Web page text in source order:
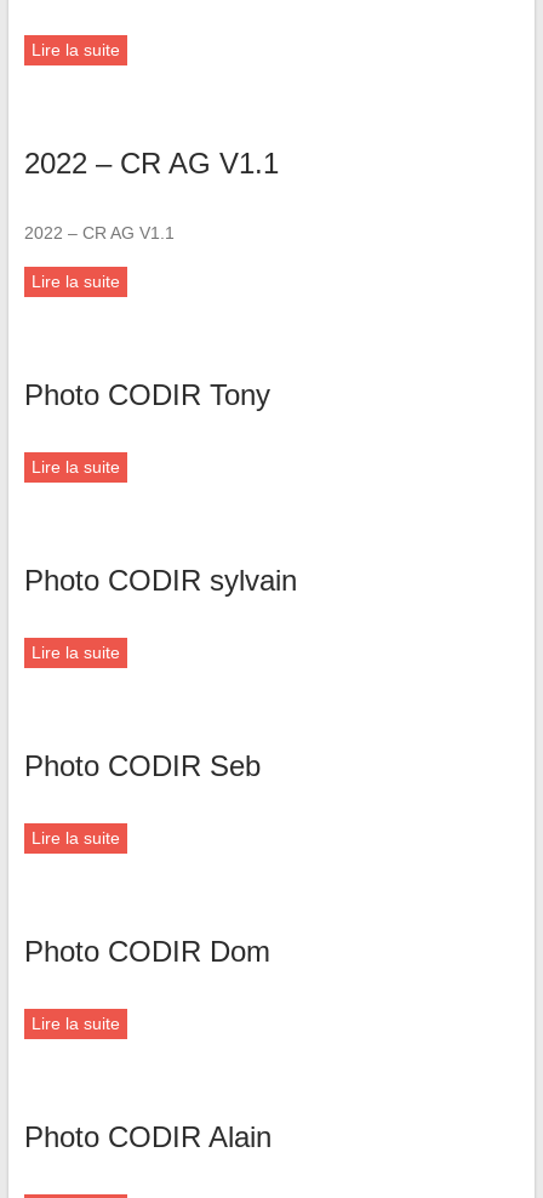
Lire la suite
2022 – CR AG V1.1
2022 – CR AG V1.1
Lire la suite
Photo CODIR Tony
Lire la suite
Photo CODIR sylvain
Lire la suite
Photo CODIR Seb
Lire la suite
Photo CODIR Dom
Lire la suite
Photo CODIR Alain